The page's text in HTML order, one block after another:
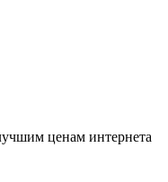
ценам интернета